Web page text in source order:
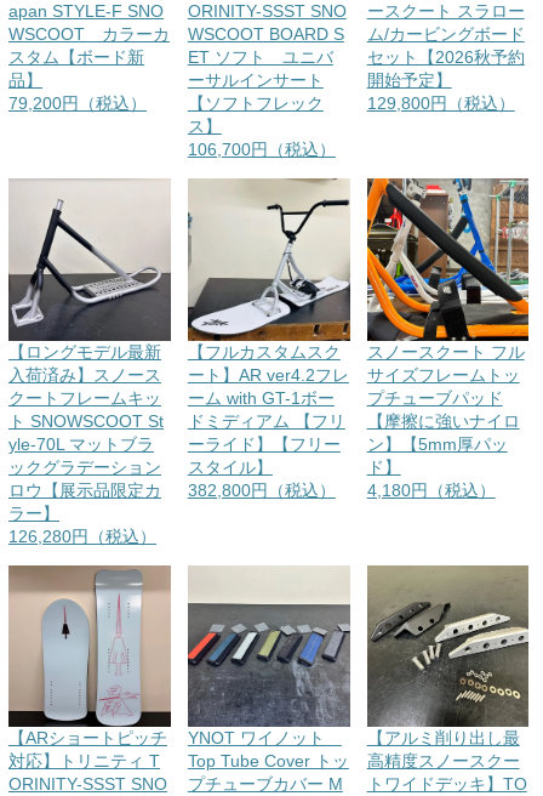
apan STYLE-F SNO
WSCOOT カラーカ
スタム【ボード新
品】
79,200円（税込）
ORINITY-SSST SNO
WSCOOT BOARD S
ET ソフト ユニバ
ーサルインサート
【ソフトフレック
ス】
106,700円（税込）
ースクート スラロー
ム/カービングボード
セット【2026秋予約
開始予定】
129,800円（税込）
【ロングモデル最新
入荷済み】スノース
クートフレームキッ
ト SNOWSCOOT St
yle-70L マットブラ
ックグラデーション
ロウ【展示品限定カ
ラー】
126,280円（税込）
【フルカスタムスク
ート】AR ver4.2フレ
ーム with GT-1ボー
ドミディアム 【フリ
ーライド】【フリー
スタイル】
382,800円（税込）
スノースクート フル
サイズフレームトッ
プチューブパッド
【摩擦に強いナイロ
ン】【5mm厚パッ
ド】
4,180円（税込）
【ARショートピッチ
対応】トリニティ T
ORINITY-SSST SNO
YNOT ワイノット
Top Tube Cover トッ
プチューブカバー M
【アルミ削り出し最
高精度スノースクー
トワイドデッキ】TO